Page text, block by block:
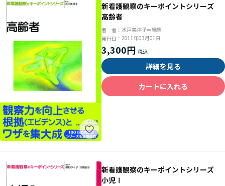
新看護観察のキーポイントシリーズ
高齢者
著 者： 水戸美津子＝編集
発行日： 2011年03月01日
3,300円
詳細を見る
カートに入れる
新看護観察のキーポイントシリーズ
小児Ⅰ